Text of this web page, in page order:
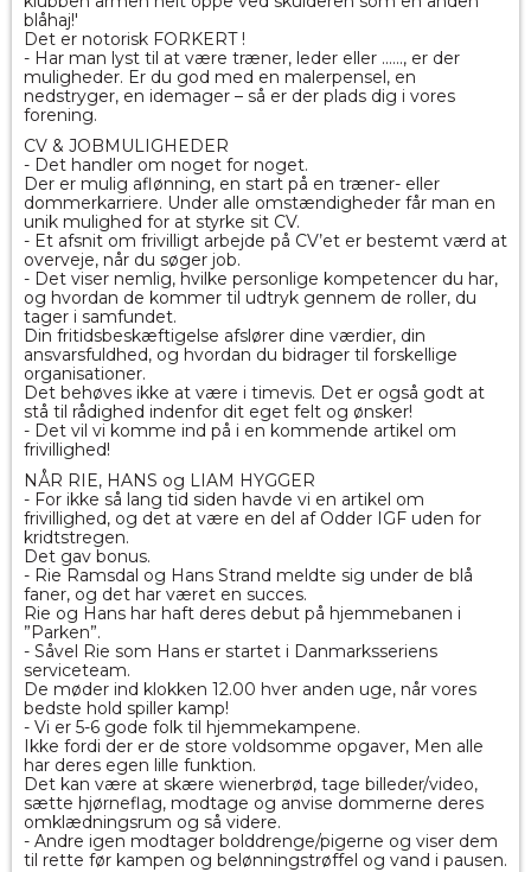
blåhaj!'
Det er notorisk FORKERT !
- Har man lyst til at være træner, leder eller ......, er der
muligheder. Er du god med en malerpensel, en
nedstryger, en idemager – så er der plads dig i vores
forening.
CV & JOBMULIGHEDER
- Det handler om noget for noget.
Der er mulig aflønning, en start på en træner- eller
dommerkarriere. Under alle omstændigheder får man en
unik mulighed for at styrke sit CV.
- Et afsnit om frivilligt arbejde på CV’et er bestemt værd at
overveje, når du søger job.
- Det viser nemlig, hvilke personlige kompetencer du har,
og hvordan de kommer til udtryk gennem de roller, du
tager i samfundet.
Din fritidsbeskæftigelse afslører dine værdier, din
ansvarsfuldhed, og hvordan du bidrager til forskellige
organisationer.
Det behøves ikke at være i timevis. Det er også godt at
stå til rådighed indenfor dit eget felt og ønsker!
- Det vil vi komme ind på i en kommende artikel om
frivillighed!
NÅR RIE, HANS og LIAM HYGGER
- For ikke så lang tid siden havde vi en artikel om
frivillighed, og det at være en del af Odder IGF uden for
kridtstregen.
Det gav bonus.
- Rie Ramsdal og Hans Strand meldte sig under de blå
faner, og det har været en succes.
Rie og Hans har haft deres debut på hjemmebanen i
”Parken”.
- Såvel Rie som Hans er startet i Danmarksseriens
serviceteam.
De møder ind klokken 12.00 hver anden uge, når vores
bedste hold spiller kamp!
- Vi er 5-6 gode folk til hjemmekampene.
Ikke fordi der er de store voldsomme opgaver, Men alle
har deres egen lille funktion.
Det kan være at skære wienerbrød, tage billeder/video,
sætte hjørneflag, modtage og anvise dommerne deres
omklædningsrum og så videre.
- Andre igen modtager bolddrenge/pigerne og viser dem
til rette før kampen og belønningstrøffel og vand i pausen.